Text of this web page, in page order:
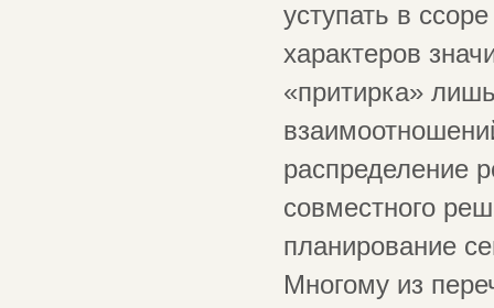
уступать в
характеров
«притирка»
распределение
совместного
планирование
Многому из